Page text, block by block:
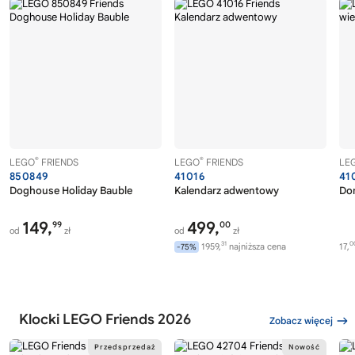
LEGO® FRIENDS
850849
Doghouse Holiday Bauble
od 149,99
zł
LEGO® FRIENDS
41016
Kalendarz adwentowy
od 499,00
zł
-75% 1959,31 najniższa cena 17,
Klocki LEGO Friends 2026 Zobacz więcej